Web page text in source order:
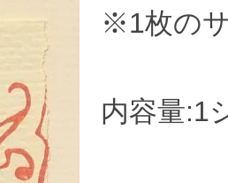
※1枚の
内容量:1